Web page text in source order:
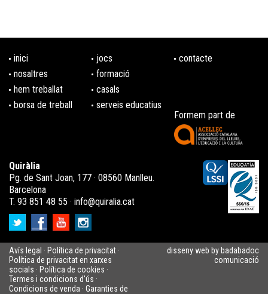
inici
nosaltres
hem treballat
borsa de treball
jocs
formació
casals
serveis educatius
contacte
Formem part de
Quiràlia
Pg. de Sant Joan, 177 · 08560 Manlleu.
Barcelona
T. 93 851 48 55 · info@quiralia.cat
Avís legal · Política de privacitat ·
Política de privacitat en xarxes
socials · Política de cookies ·
Termes i condicions d'ús ·
Condicions de venda · Garanties de
disseny web by badabadoc
comunicació